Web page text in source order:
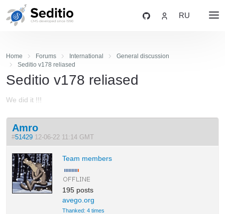
RU
Home Forums International
General discussion
Seditio v178 reliased
Seditio v178 reliased
We did it !!!
Amro
#51429 12-06-22 11:14 GMT
Team members
195 posts
avego.org
Thanked: 4 times